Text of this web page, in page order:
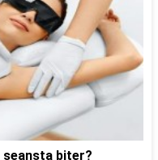
seansta biter?